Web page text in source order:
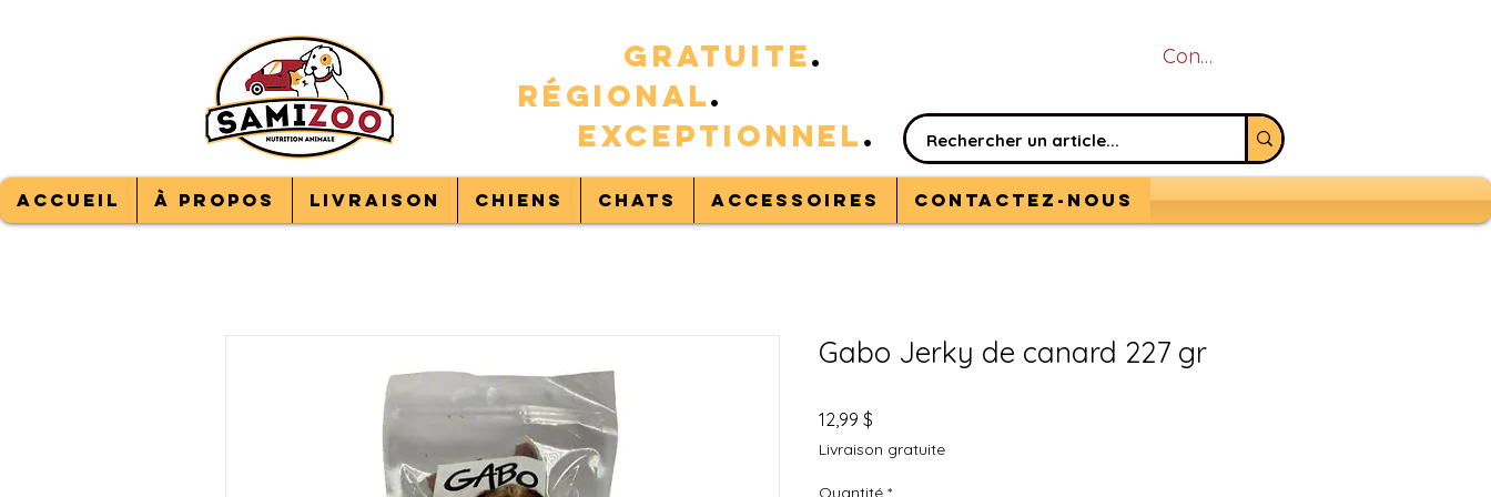
GRATUITE.
RÉGIONAL.
EXCEPTIONNEL.
Connexion
Accueil À propos Livraison Chiens Chats Accessoires Contactez-nous
Gabo Jerky de canard 227 gr
12,99 $Prix
Livraison gratuite
Quantité *